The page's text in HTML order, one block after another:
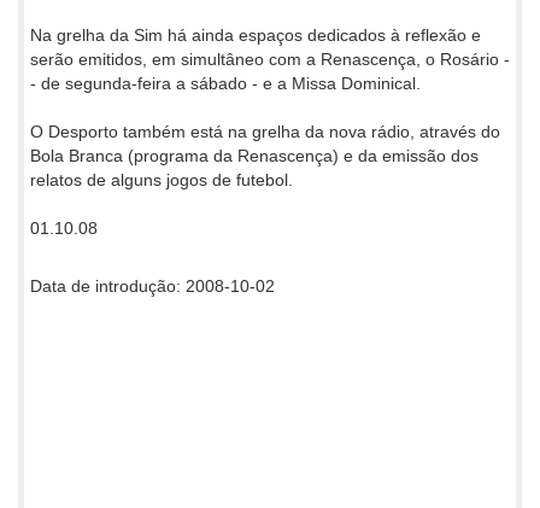
Na grelha da Sim há ainda espaços dedicados à reflexão e
serão emitidos, em simultâneo com a Renascença, o Rosário -
- de segunda-feira a sábado - e a Missa Dominical.
O Desporto também está na grelha da nova rádio, através do
Bola Branca (programa da Renascença) e da emissão dos
relatos de alguns jogos de futebol.
01.10.08
Data de introdução: 2008-10-02